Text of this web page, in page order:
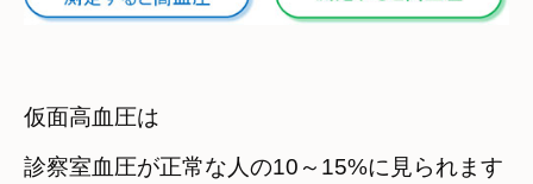
仮面高血圧は
診察室血圧が正常な人の10～15%に見られます